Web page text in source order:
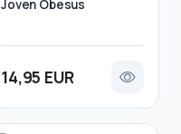
Joven Obesus
14,95 EUR